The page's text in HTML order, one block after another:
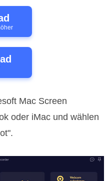
Mac Screen
oder iMac und wählen